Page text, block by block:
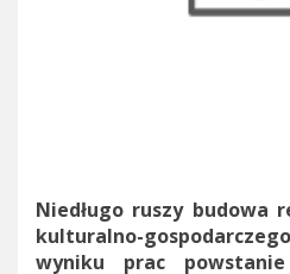
Niedługo ruszy budowa
kulturalno-
wyniku prac